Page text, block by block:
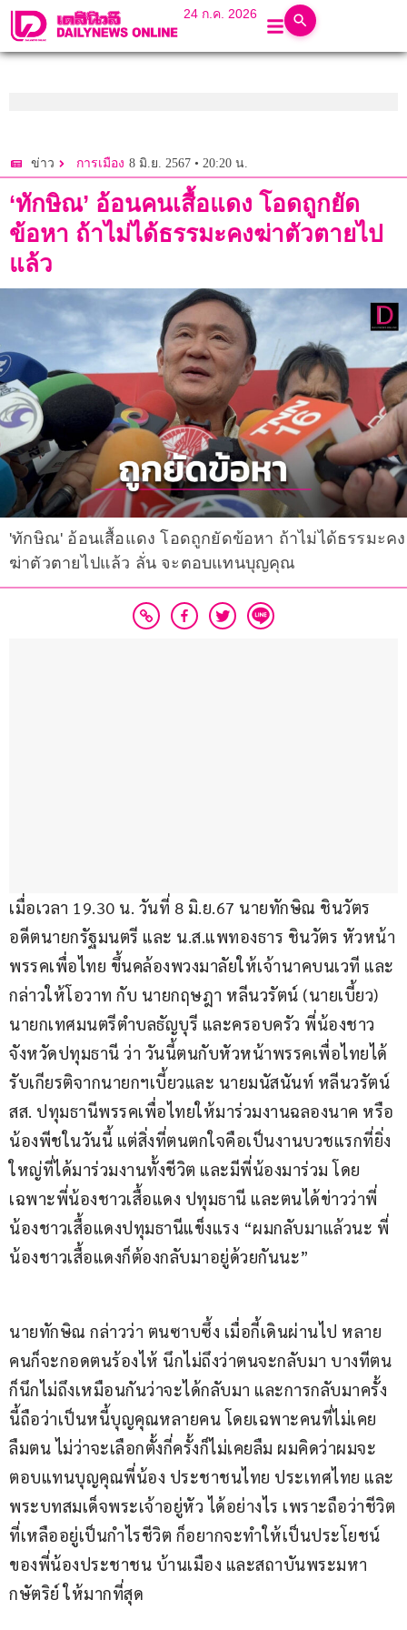
24 ก.ค. 2026
ข่าว การเมือง 8 มิ.ย. 2567 • 20:20 น.
‘ทักษิณ’ อ้อนคนเสื้อแดง โอดถูกยัด
ข้อหา ถ้าไม่ได้ธรรมะคงฆ่าตัวตายไป
แล้ว
'ทักษิณ' อ้อนเสื้อแดง โอดถูกยัดข้อหา ถ้าไม่ได้ธรรมะคง
ฆ่าตัวตายไปแล้ว ลั่น จะตอบแทนบุญคุณ
เมื่อเวลา 19.30 น. วันที่ 8 มิ.ย.67 นายทักษิณ ชินวัตร
อดีตนายกรัฐมนตรี และ น.ส.แพทองธาร ชินวัตร หัวหน้า
พรรคเพื่อไทย ขึ้นคล้องพวงมาลัยให้เจ้านาคบนเวที และ
กล่าวให้โอวาท กับ นายกฤษฎา หลีนวรัตน์ (นายเบี้ยว)
นายกเทศมนตรีตำบลธัญบุรี และครอบครัว พี่น้องชาว
จังหวัดปทุมธานี ว่า วันนี้ตนกับหัวหน้าพรรคเพื่อไทยได้
รับเกียรติจากนายกฯเบี้ยวและ นายมนัสนันท์ หลีนวรัตน์
สส. ปทุมธานีพรรคเพื่อไทยให้มาร่วมงานฉลองนาค หรือ
น้องพีชในวันนี้ แต่สิ่งที่ตนตกใจคือเป็นงานบวชแรกที่ยิ่ง
ใหญ่ที่ได้มาร่วมงานทั้งชีวิต และมีพี่น้องมาร่วม โดย
เฉพาะพี่น้องชาวเสื้อแดง ปทุมธานี และตนได้ข่าวว่าพี่
น้องชาวเสื้อแดงปทุมธานีแข็งแรง “ผมกลับมาแล้วนะ พี่
น้องชาวเสื้อแดงก็ต้องกลับมาอยู่ด้วยกันนะ”
นายทักษิณ กล่าวว่า ตนซาบซึ้ง เมื่อกี้เดินผ่านไป หลาย
คนก็จะกอดตนร้องไห้ นึกไม่ถึงว่าตนจะกลับมา บางทีตน
ก็นึกไม่ถึงเหมือนกันว่าจะได้กลับมา และการกลับมาครั้ง
นี้ถือว่าเป็นหนี้บุญคุณหลายคน โดยเฉพาะคนที่ไม่เคย
ลืมตน ไม่ว่าจะเลือกตั้งกี่ครั้งก็ไม่เคยลืม ผมคิดว่าผมจะ
ตอบแทนบุญคุณพี่น้อง ประชาชนไทย ประเทศไทย และ
พระบทสมเด็จพระเจ้าอยู่หัว ได้อย่างไร เพราะถือว่าชีวิต
ที่เหลืออยู่เป็นกำไรชีวิต ก็อยากจะทำให้เป็นประโยชน์
ของพี่น้องประชาชน บ้านเมือง และสถาบันพระมหา
กษัตริย์ ให้มากที่สุด